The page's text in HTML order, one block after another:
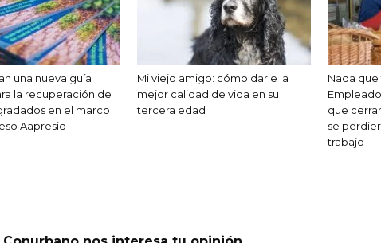
una nueva guía
la recuperación de
en el marco
Aapresid
Mi viejo amigo: cómo darle la
mejor calidad de vida en su
tercera edad
Nada
que
se
trabajo